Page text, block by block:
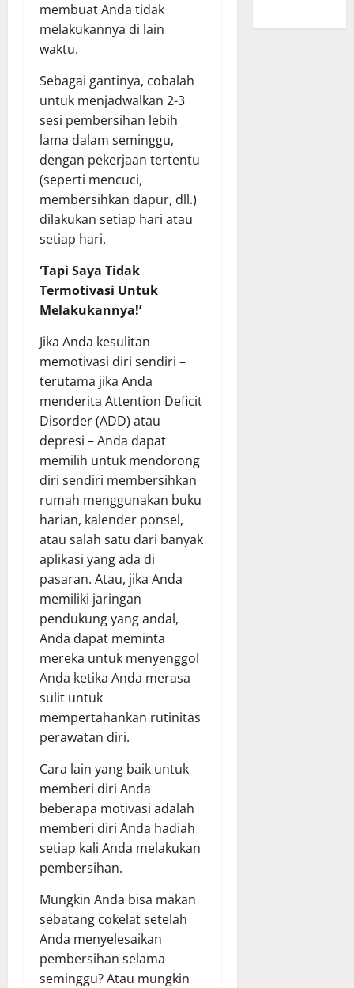
membuat Anda tidak
melakukannya di lain
waktu.
Sebagai gantinya, cobalah
untuk menjadwalkan 2-3
sesi pembersihan lebih
lama dalam seminggu,
dengan pekerjaan tertentu
(seperti mencuci,
membersihkan dapur, dll.)
dilakukan setiap hari atau
setiap hari.
‘Tapi Saya Tidak
Termotivasi Untuk
Melakukannya!’
Jika Anda kesulitan
memotivasi diri sendiri –
terutama jika Anda
menderita Attention Deficit
Disorder (ADD) atau
depresi – Anda dapat
memilih untuk mendorong
diri sendiri membersihkan
rumah menggunakan buku
harian, kalender ponsel,
atau salah satu dari banyak
aplikasi yang ada di
pasaran. Atau, jika Anda
memiliki jaringan
pendukung yang andal,
Anda dapat meminta
mereka untuk menyenggol
Anda ketika Anda merasa
sulit untuk
mempertahankan rutinitas
perawatan diri.
Cara lain yang baik untuk
memberi diri Anda
beberapa motivasi adalah
memberi diri Anda hadiah
setiap kali Anda melakukan
pembersihan.
Mungkin Anda bisa makan
sebatang cokelat setelah
Anda menyelesaikan
pembersihan selama
seminggu? Atau mungkin